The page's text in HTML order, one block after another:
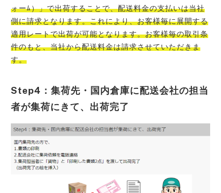
ォーﾑ）」で出荷することで、配送料金の支払いは当社
側に請求となります。これにより、お客様毎に展開する
適用レートで出荷が可能となります。お客様毎の取引条
件のもと、当社から配送料金は請求させていただきま
す。
Step4：集荷先・国内倉庫に配送会社の担当
者が集荷にきて、出荷完了